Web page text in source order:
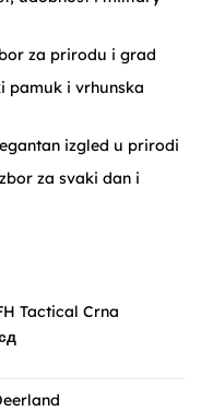
za prirodu i grad
pamuk i vrhunska
izgled u prirodi
za svaki dan i
Tactical Crna
1.500,00 рсд.